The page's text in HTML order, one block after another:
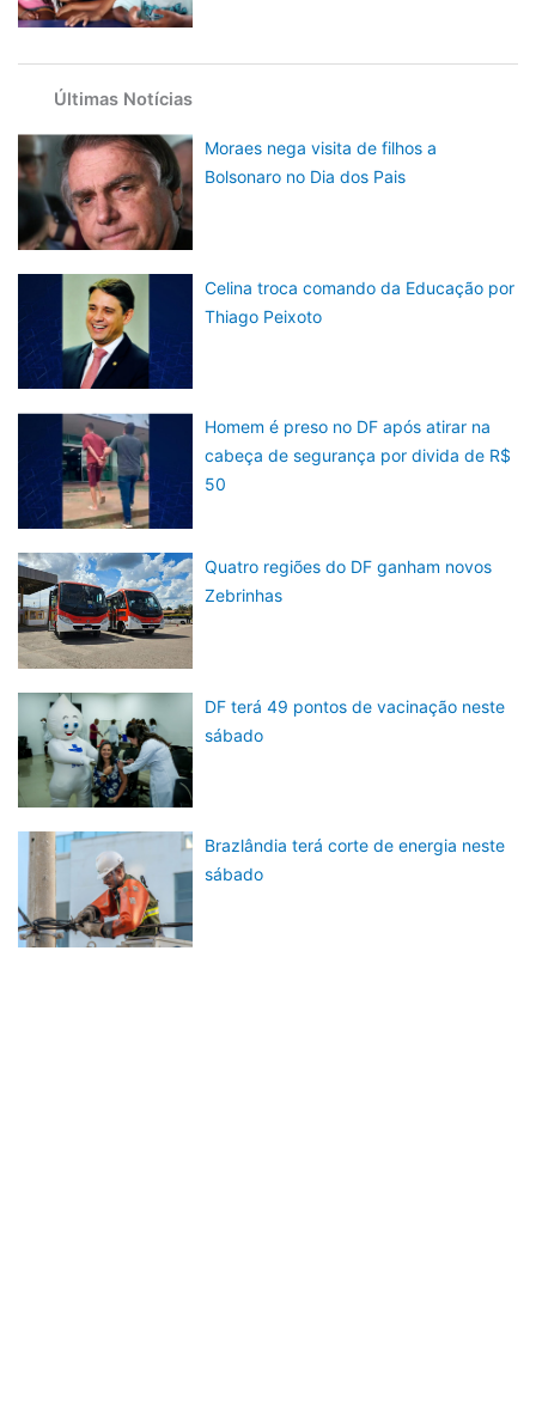
Últimas Notícias
Moraes nega visita de filhos a
Bolsonaro no Dia dos Pais
Celina troca comando da Educação por
Thiago Peixoto
Homem é preso no DF após atirar na
cabeça de segurança por divida de R$
50
Quatro regiões do DF ganham novos
Zebrinhas
DF terá 49 pontos de vacinação neste
sábado
Brazlândia terá corte de energia neste
sábado